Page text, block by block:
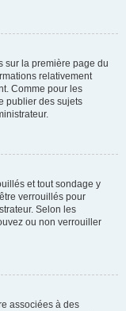
sur la première page du
relativement
Comme pour les
publier des sujets
et tout sondage y
verrouillés pour
Selon les
ou non verrouiller
associées à des